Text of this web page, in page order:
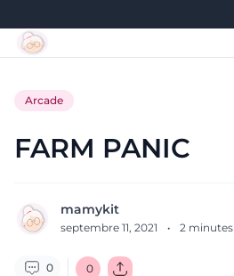
Arcade
FARM PANIC
mamykit
septembre 11, 2021 · 2 minutes
0 0